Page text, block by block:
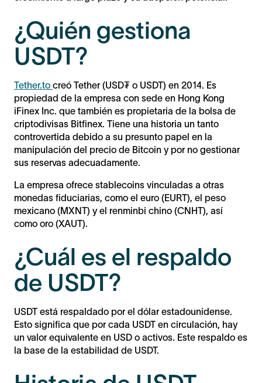
¿Quién gestiona
USDT?
Tether.to creó Tether (USD₮ o USDT) en 2014. Es
propiedad de la empresa con sede en Hong Kong
iFinex Inc. que también es propietaria de la bolsa de
criptodivisas Bitfinex. Tiene una historia un tanto
controvertida debido a su presunto papel en la
manipulación del precio de Bitcoin y por no gestionar
sus reservas adecuadamente.
La empresa ofrece stablecoins vinculadas a otras
monedas fiduciarias, como el euro (EURT), el peso
mexicano (MXNT) y el renminbi chino (CNHT), así
como oro (XAUT).
¿Cuál es el respaldo
de USDT?
USDT está respaldado por el dólar estadounidense.
Esto significa que por cada USDT en circulación, hay
un valor equivalente en USD o activos. Este respaldo es
la base de la estabilidad de USDT.